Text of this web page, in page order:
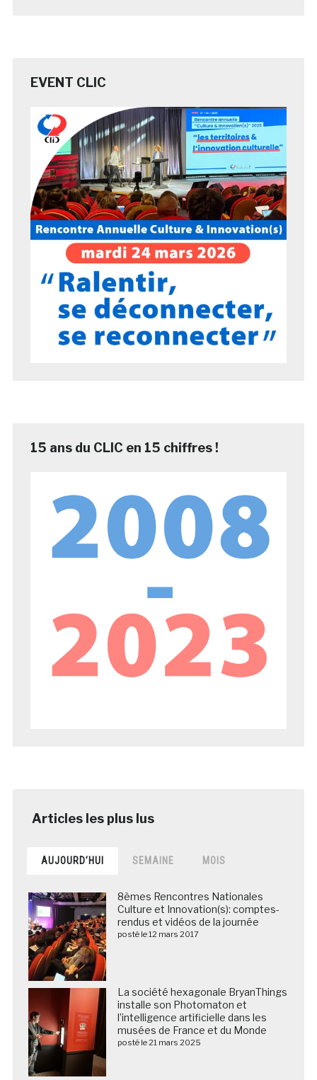
EVENT CLIC
15 ans du CLIC en 15 chiffres !
AUJOURD’HUI SEMAINE MOIS
8èmes Rencontres Nationales
Culture et Innovation(s): comptes-
rendus et vidéos de la journée
posté le 12 mars 2017
La société hexagonale BryanThings
installe son Photomaton et
l’intelligence artificielle dans les
musées de France et du Monde
posté le 21 mars 2025